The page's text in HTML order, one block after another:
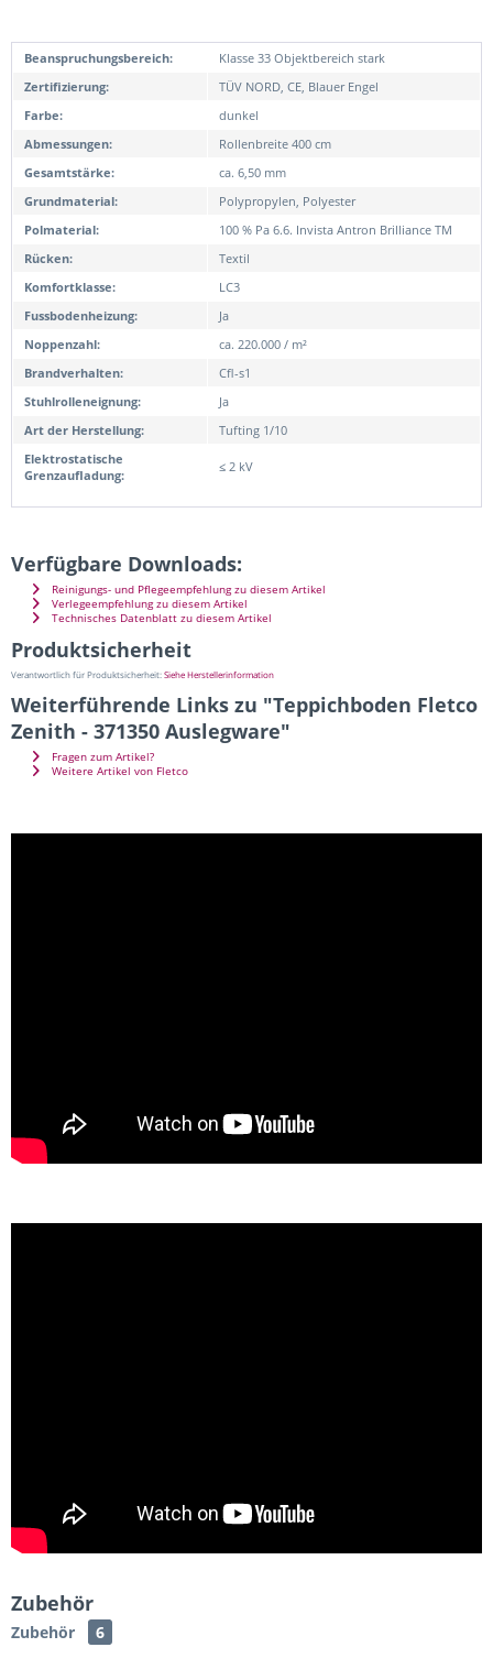
Beanspruchungsbereich:
Klasse 33 Objektbereich stark
Zertifizierung:
TÜV NORD, CE, Blauer Engel
Farbe:
dunkel
Abmessungen:
Rollenbreite 400 cm
Gesamtstärke:
ca. 6,50 mm
Grundmaterial:
Polypropylen, Polyester
Polmaterial:
100 % Pa 6.6. Invista Antron Brilliance TM
Rücken:
Textil
Komfortklasse:
LC3
Fussbodenheizung:
Ja
Noppenzahl:
ca. 220.000 / m²
Brandverhalten:
Cfl-s1
Stuhlrolleneignung:
Ja
Art der Herstellung:
Tufting 1/10
Elektrostatische
Grenzaufladung:
≤ 2 kV
Verfügbare Downloads:
Reinigungs- und Pflegeempfehlung zu diesem Artikel
Verlegeempfehlung zu diesem Artikel
Technisches Datenblatt zu diesem Artikel
Produktsicherheit
Verantwortlich für Produktsicherheit:Siehe Herstellerinformation
Weiterführende Links zu "Teppichboden Fletco
Zenith - 371350 Auslegware"
Fragen zum Artikel?
Weitere Artikel von Fletco
Zubehör
Zubehör 6